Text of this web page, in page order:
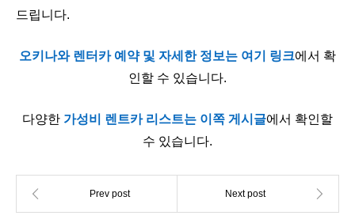
드립니다.
오키나와 렌터카 예약 및 자세한 정보는 여기 링크에서 확
인할 수 있습니다.
다양한 가성비 렌트카 리스트는 이쪽 게시글에서 확인할
수 있습니다.